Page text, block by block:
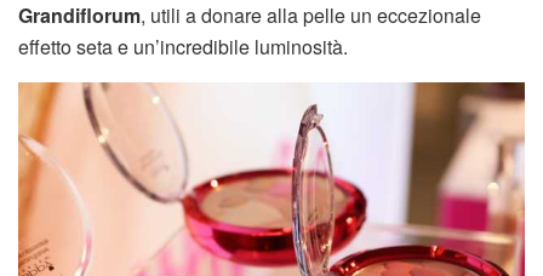
Grandiflorum, utili a donare alla pelle un eccezionale
effetto seta e un’incredibile luminosità.